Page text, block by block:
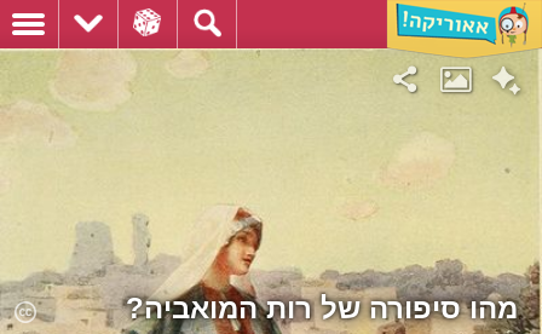
מהו סיפורה של רות המואביה?